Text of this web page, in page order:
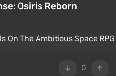
Osiris Reborn
0